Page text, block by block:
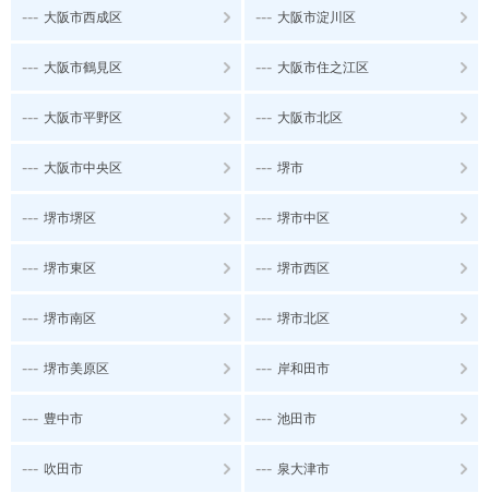
--- 大阪市西成区 --- 大阪市淀川区
--- 大阪市鶴見区 --- 大阪市住之江区
--- 大阪市平野区 --- 大阪市北区
--- 大阪市中央区 --- 堺市
--- 堺市堺区 --- 堺市中区
--- 堺市東区 --- 堺市西区
--- 堺市南区 --- 堺市北区
--- 堺市美原区 --- 岸和田市
--- 豊中市 --- 池田市
--- 吹田市 --- 泉大津市